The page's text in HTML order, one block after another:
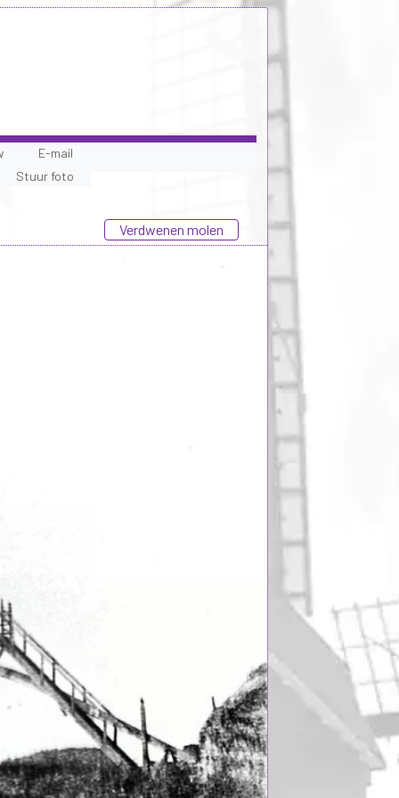
Stuur foto
E-mail
Verdwenen molen